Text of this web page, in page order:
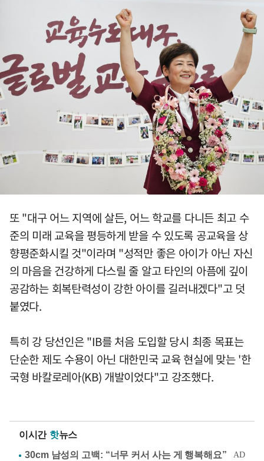
또 "대구 어느 지역에 살든, 어느 학교를 다니든 최고 수
준의 미래 교육을 평등하게 받을 수 있도록 공교육을 상
향평준화시킬 것"이라며 "성적만 좋은 아이가 아닌 자신
의 마음을 건강하게 다스릴 줄 알고 타인의 아픔에 깊이
공감하는 회복탄력성이 강한 아이를 길러내겠다"고 덧
붙였다.
특히 강 당선인은 "IB를 처음 도입할 당시 최종 목표는
단순한 제도 수용이 아닌 대한민국 교육 현실에 맞는 '한
국형 바칼로레아(KB) 개발이었다"고 강조했다.
이시간 핫뉴스